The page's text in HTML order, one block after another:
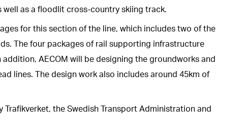
as a floodlit cross-country skiing track.
for this section of the line, which includes two of the
The four packages of rail supporting infrastructure
AECOM will be designing the groundworks and
lines. The design work also includes around 45km of
the Swedish Transport Administration and